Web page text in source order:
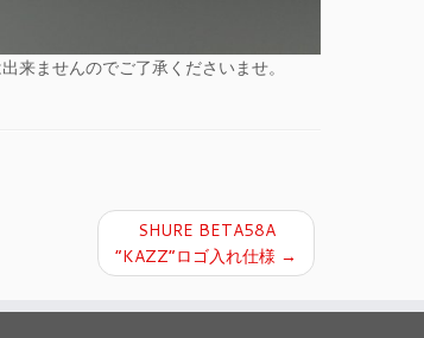
来ませんのでご了承くださいませ。
SHURE BETA58A
”KAZZ”ロゴ入れ仕様 →